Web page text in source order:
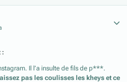
:
Il l’a insulte de fils de p***.
pas les coulisses les kheys et ce